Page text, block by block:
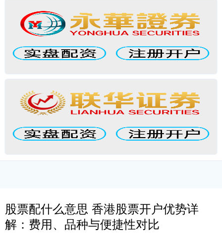
股票配什么意思 香港股票开户优势详
解：费用、品种与便捷性对比